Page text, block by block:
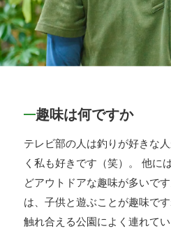
趣味は何ですか
テレビ部の人は釣りが好きな
く私も好きです（笑）。 他に
どアウトドアな趣味が多いで
は、子供と遊ぶことが趣味で
触れ合える公園によく連れてい